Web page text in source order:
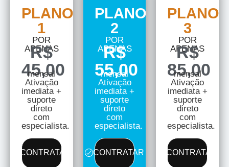
PLANO
1
POR
APENAS
R$
45,00
mensal
Ativação
imediata +
suporte
direto
com
especialista.
CONTRATAR
PLANO
2
POR
APENAS
R$
55,00
mensal
Ativação
imediata +
suporte
direto
com
especialista.
CONTRATAR
PLANO
3
POR
APENAS
R$
85,00
mensal
Ativação
imediata +
suporte
direto
com
especialista.
CONTRATAR